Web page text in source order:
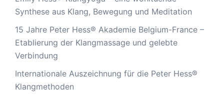
Synthese aus Klang, Bewegung und Meditation
15 Jahre Peter Hess® Akademie Belgium-France –
Etablierung der Klangmassage und gelebte
Verbindung
Internationale Auszeichnung für die Peter Hess®
Klangmethoden